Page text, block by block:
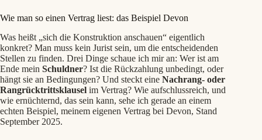
Wie man so einen Vertrag liest: das Beispiel Devon
Was heißt „sich die Konstruktion anschauen“ eigentlich
konkret? Man muss kein Jurist sein, um die entscheidenden
Stellen zu finden. Drei Dinge schaue ich mir an: Wer ist am
Ende mein Schuldner? Ist die Rückzahlung unbedingt, oder
hängt sie an Bedingungen? Und steckt eine Nachrang- oder
Rangrücktrittsklausel im Vertrag? Wie aufschlussreich, und
wie ernüchternd, das sein kann, sehe ich gerade an einem
echten Beispiel, meinem eigenen Vertrag bei Devon, Stand
September 2025.